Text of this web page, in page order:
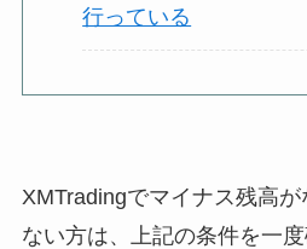
行っている
XMTradingでマイナス残高
ない方は、上記の条件を一